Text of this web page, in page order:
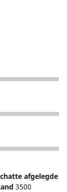
afgelegde
3500